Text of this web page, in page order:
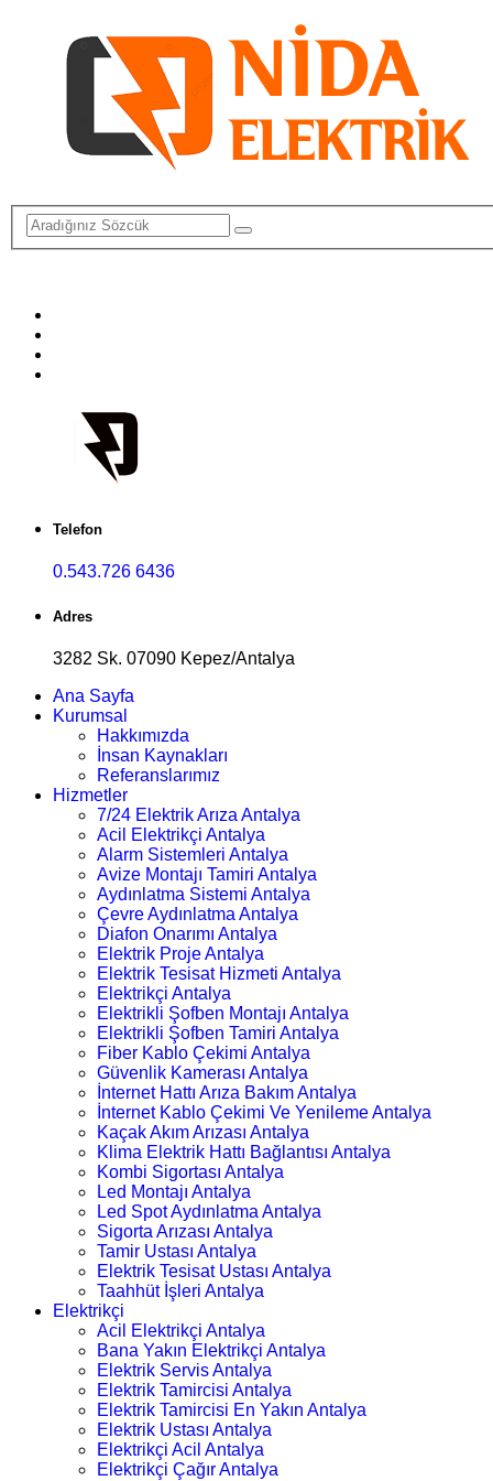
Telefon
0.543.726 6436
Adres
3282 Sk. 07090 Kepez/Antalya
Ana Sayfa
Kurumsal
Hakkımızda
İnsan Kaynakları
Referanslarımız
Hizmetler
7/24 Elektrik Arıza Antalya
Acil Elektrikçi Antalya
Alarm Sistemleri Antalya
Avize Montajı Tamiri Antalya
Aydınlatma Sistemi Antalya
Çevre Aydınlatma Antalya
Diafon Onarımı Antalya
Elektrik Proje Antalya
Elektrik Tesisat Hizmeti Antalya
Elektrikçi Antalya
Elektrikli Şofben Montajı Antalya
Elektrikli Şofben Tamiri Antalya
Fiber Kablo Çekimi Antalya
Güvenlik Kamerası Antalya
İnternet Hattı Arıza Bakım Antalya
İnternet Kablo Çekimi Ve Yenileme Antalya
Kaçak Akım Arızası Antalya
Klima Elektrik Hattı Bağlantısı Antalya
Kombi Sigortası Antalya
Led Montajı Antalya
Led Spot Aydınlatma Antalya
Sigorta Arızası Antalya
Tamir Ustası Antalya
Elektrik Tesisat Ustası Antalya
Taahhüt İşleri Antalya
Elektrikçi
Acil Elektrikçi Antalya
Bana Yakın Elektrikçi Antalya
Elektrik Servis Antalya
Elektrik Tamircisi Antalya
Elektrik Tamircisi En Yakın Antalya
Elektrik Ustası Antalya
Elektrikçi Acil Antalya
Elektrikçi Çağır Antalya